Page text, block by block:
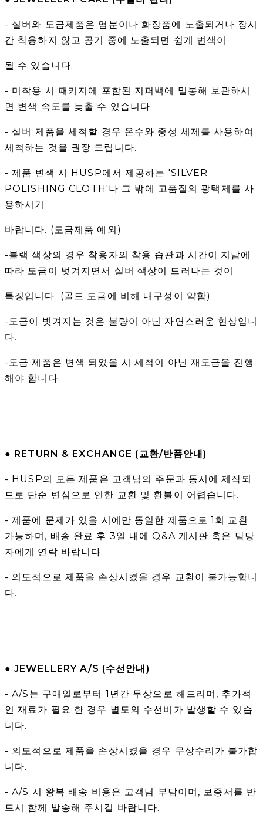
- 실버와 도금제품은 염분이나 화장품에 노출되거나 장시
간 착용하지 않고 공기 중에 노출되면 쉽게 변색이
될 수 있습니다.
- 미착용 시 패키지에 포함된 지퍼백에 밀봉해 보관하시
면 변색 속도를 늦출 수 있습니다.
- 실버 제품을 세척할 경우 온수와 중성 세제를 사용하여
세척하는 것을 권장 드립니다.
- 제품 변색 시 HUSP에서 제공하는 'SILVER
POLISHING CLOTH'나 그 밖에 고품질의 광택제를 사
용하시기
바랍니다. (도금제품 예외)
-블랙 색상의 경우 착용자의 착용 습관과 시간이 지남에
따라 도금이 벗겨지면서 실버 색상이 드러나는 것이
특징입니다. (골드 도금에 비해 내구성이 약함)
-도금이 벗겨지는 것은 불량이 아닌 자연스러운 현상입니
다.
-도금 제품은 변색 되었을 시 세척이 아닌 재도금을 진행
해야 합니다.
● RETURN & EXCHANGE (교환/반품안내)
- HUSP의 모든 제품은 고객님의 주문과 동시에 제작되
므로 단순 변심으로 인한 교환 및 환불이 어렵습니다.
- 제품에 문제가 있을 시에만 동일한 제품으로 1회 교환
가능하며, 배송 완료 후 3일 내에 Q&A 게시판 혹은 담당
자에게 연락 바랍니다.
- 의도적으로 제품을 손상시켰을 경우 교환이 불가능합니
다.
● JEWELLERY A/S (수선안내)
- A/S는 구매일로부터 1년간 무상으로 해드리며, 추가적
인 재료가 필요 한 경우 별도의 수선비가 발생할 수 있습
니다.
- 의도적으로 제품을 손상시켰을 경우 무상수리가 불가합
니다.
- A/S 시 왕복 배송 비용은 고객님 부담이며, 보증서를 반
드시 함께 발송해 주시길 바랍니다.